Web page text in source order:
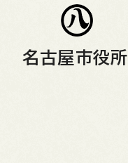
名古屋市役所